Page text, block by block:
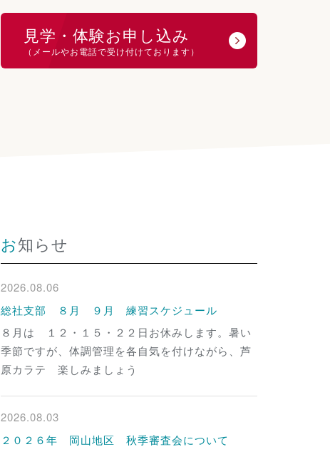
見学・体験お申し込み
（メールやお電話で受け付けております）
お知らせ
2026.08.06
総社支部 ８月 ９月 練習スケジュール
８月は １２・１５・２２日お休みします。暑い
季節ですが、体調管理を各自気を付けながら、芦
原カラテ 楽しみましょう
2026.08.03
２０２６年 岡山地区 秋季審査会について